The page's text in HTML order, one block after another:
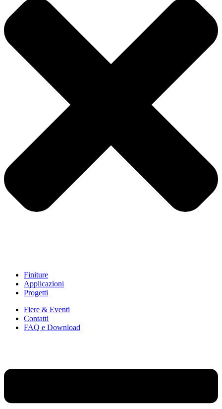
Finiture
Applicazioni
Progetti
Fiere & Eventi
Contatti
FAQ e Download